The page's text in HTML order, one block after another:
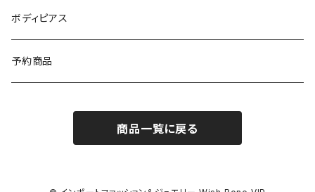
ピアス・イヤリング
ブレスレット・バングル
ボディピアス
予約商品
商品一覧に戻る